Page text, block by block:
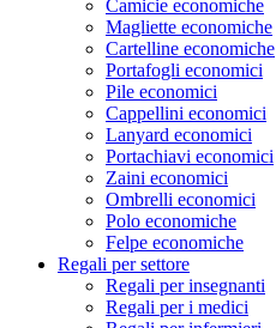
Camicie economiche
Magliette economiche
Cartelline economiche
Portafogli economici
Pile economici
Cappellini economici
Lanyard economici
Portachiavi economici
Zaini economici
Ombrelli economici
Polo economiche
Felpe economiche
Regali per settore
Regali per insegnanti
Regali per i medici